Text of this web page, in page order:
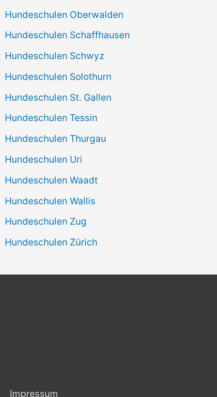
Hundeschulen Oberwalden
Hundeschulen Schaffhausen
Hundeschulen Schwyz
Hundeschulen Solothurn
Hundeschulen St. Gallen
Hundeschulen Tessin
Hundeschulen Thurgau
Hundeschulen Uri
Hundeschulen Waadt
Hundeschulen Wallis
Hundeschulen Zug
Hundeschulen Zürich
Impressum